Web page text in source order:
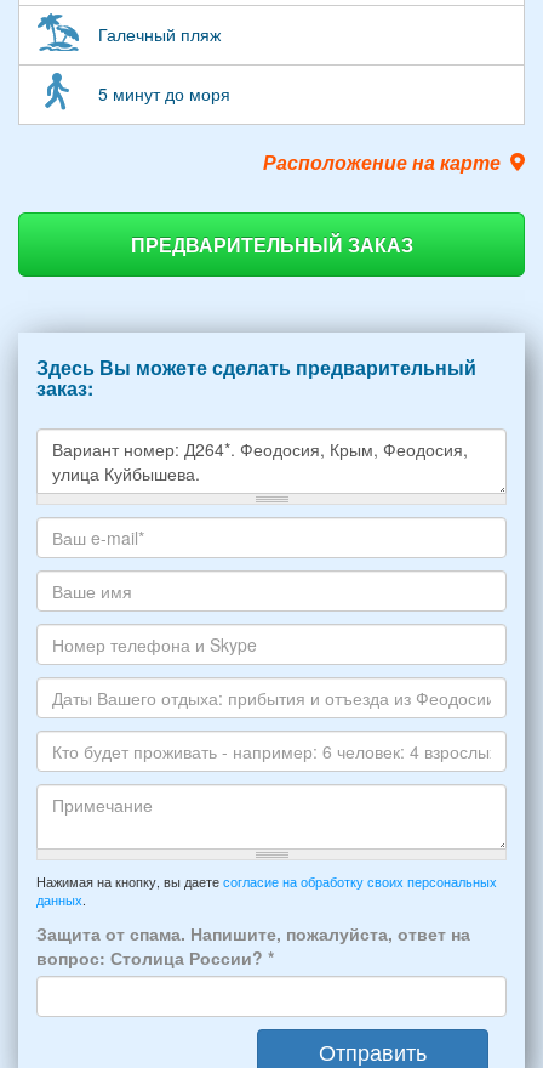
Галечный пляж
5 минут до моря
Расположение на карте
ПРЕДВАРИТЕЛЬНЫЙ ЗАКАЗ
Здесь Вы можете сделать предварительный
заказ:
Какое
жилье
хотите
снять,
укажите
пожалуйста
НОМЕР
варианта:
*
Ваш
адрес
электронной
почты
*
Ваше
имя
Номер
телефона
и
Skype
Даты
Вашего
отдыха:
прибытия
отъезда
из
Феодосии:
*
Кто
будет
-
например:
6
человек:
4
взрослых
Примечание
Нажимая на кнопку, вы даете согласие на обработку своих персональных
данных
Защита от спама. Напишите, пожалуйста, ответ на
вопрос: Столица России? *
Отправить